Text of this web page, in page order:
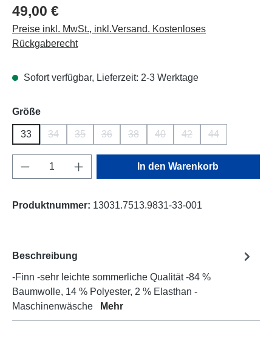
49,00 €
Preise inkl. MwSt., inkl.Versand. Kostenloses
Rückgaberecht
Sofort verfügbar, Lieferzeit: 2-3 Werktage
Größeauswählen
33 34 35 36 38 40 42 44
Produkt Anzahl: Gib den gewünschten
In den Warenkorb
Produktnummer: 13031.7513.9831-33-001
Beschreibung
-Finn -sehr leichte sommerliche Qualität -84 %
Baumwolle, 14 % Polyester, 2 % Elasthan -
Maschinenwäsche
Mehr